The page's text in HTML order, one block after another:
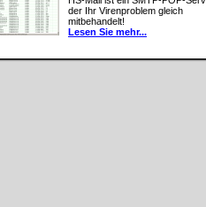
der Ihr Virenproblem gleich
mitbehandelt!
Lesen Sie mehr...